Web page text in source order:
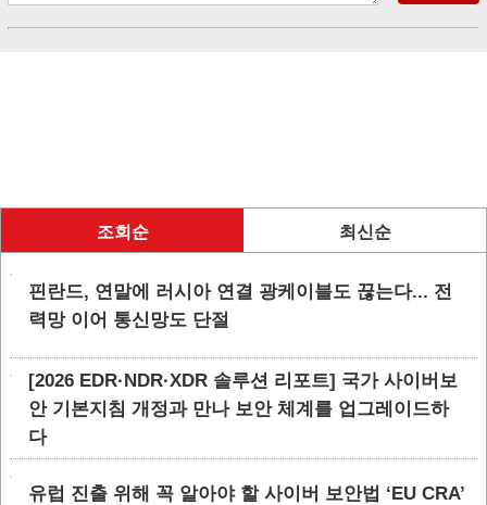
조회순 최신순
핀란드, 연말에 러시아 연결 광케이블도 끊는다... 전
력망 이어 통신망도 단절
[2026 EDR·NDR·XDR 솔루션 리포트] 국가 사이버보
안 기본지침 개정과 만나 보안 체계를 업그레이드하
다
유럽 진출 위해 꼭 알아야 할 사이버 보안법 ‘EU CRA’